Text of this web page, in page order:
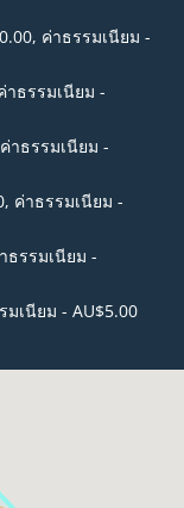
ค่าธรรมเนียม -
ธรรมเนียม -
าธรรมเนียม -
ค่าธรรมเนียม -
ธรรมเนียม -
เนียม - AU$5.00